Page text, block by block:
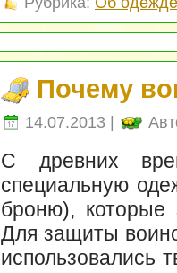
Почему
14.07.2013 |
С древних
специальную
броню),
Для защиты
использовались